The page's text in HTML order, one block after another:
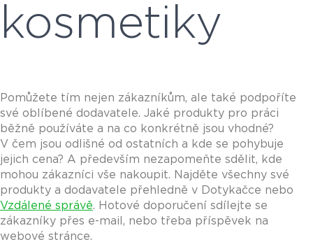
kosmetiky
Pomůžete tím nejen zákazníkům, ale také podpoříte
své oblíbené dodavatele. Jaké produkty pro práci
běžně používáte a na co konkrétně jsou vhodné?
V čem jsou odlišné od ostatních a kde se pohybuje
jejich cena? A především nezapomeňte sdělit, kde
mohou zákazníci vše nakoupit. Najděte všechny své
produkty a dodavatele přehledně v Dotykačce nebo
Vzdálené správě. Hotové doporučení sdílejte se
zákazníky přes e-mail, nebo třeba příspěvek na
webové stránce.